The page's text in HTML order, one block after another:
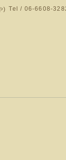
) Tel / 06-6608-
。